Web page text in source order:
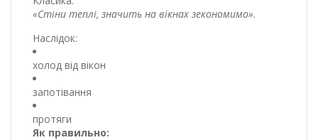
«Стіни теплі, значить на вікнах зекономимо».
Наслідок:
холод від вікон
запотівання
протяги
Як правильно: